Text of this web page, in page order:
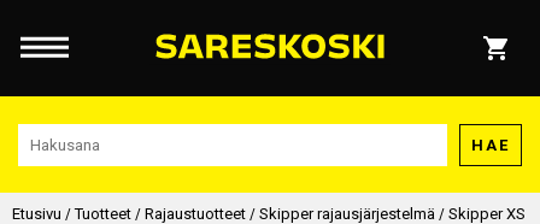
HAE
Etusivu /Tuotteet / Rajaustuotteet / Skipper rajausjärjestelmä / Skipper XS